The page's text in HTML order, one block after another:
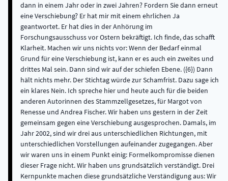
dann in einem Jahr oder in zwei Jahren? Fordern Sie dann erneut
eine Verschiebung? Er hat mir mit einem ehrlichen Ja
geantwortet. Er hat dies in der Anhörung im
Forschungsausschuss vor Ostern bekräftigt. Ich finde, das schafft
Klarheit. Machen wir uns nichts vor: Wenn der Bedarf einmal
Grund für eine Verschiebung ist, kann er es auch ein zweites und
drittes Mal sein. Dann sind wir auf der schiefen Ebene. ({6}) Dann
hält nichts mehr. Der Stichtag würde zur Schamfrist. Dazu sage ich
ein klares Nein. Ich spreche hier und heute auch für die beiden
anderen Autorinnen des Stammzellgesetzes, für Margot von
Renesse und Andrea Fischer. Wir haben uns gestern in der Zeit
gemeinsam gegen eine Verschiebung ausgesprochen. Damals, im
Jahr 2002, sind wir drei aus unterschiedlichen Richtungen, mit
unterschiedlichen Vorstellungen aufeinander zugegangen. Aber
wir waren uns in einem Punkt einig: Formelkompromisse dienen
dieser Frage nicht. Wir haben uns grundsätzlich verständigt. Drei
Kernpunkte machen diese grundsätzliche Verständigung aus: Wir